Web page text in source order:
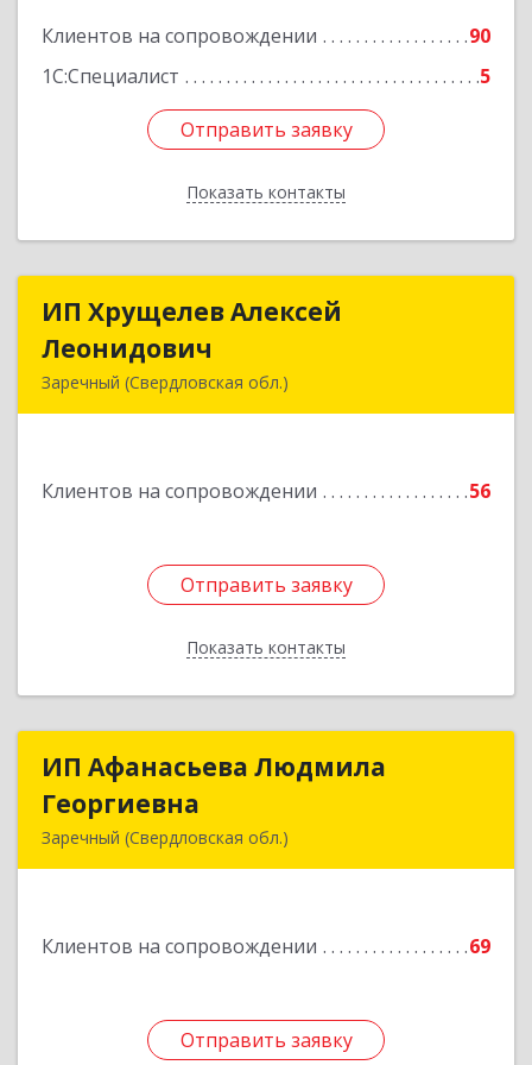
Клиентов на сопровождении
90
1С:Специалист
5
Отправить заявку
Показать контакты
Отправить заявку
Назад
ИП Хрущелев Алексей
Леонидович
Заречный (Свердловская обл.)
Клиентов на сопровождении 56
Отправить заявку
Показать контакты
ИП Хрущелев Алексей
Подробнее
Отправить заявку
Назад
ИП Афанасьева Людмила
Георгиевна
Заречный (Свердловская обл.)
Клиентов на сопровождении 69
Отправить заявку
ИП Афанасьева Людмила
Подробнее
Отправить заявку